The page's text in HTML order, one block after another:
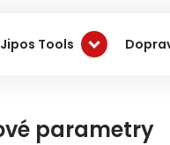
Tools
parametry